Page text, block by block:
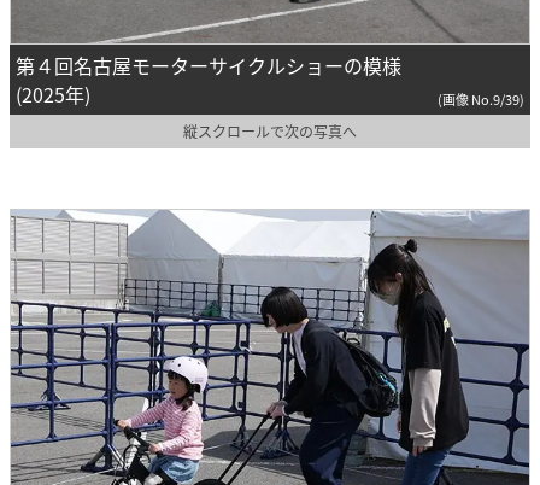
第４回名古屋モーターサイクルショーの模様
(2025年)
(画像 No.9/39)
縦スクロールで次の写真へ